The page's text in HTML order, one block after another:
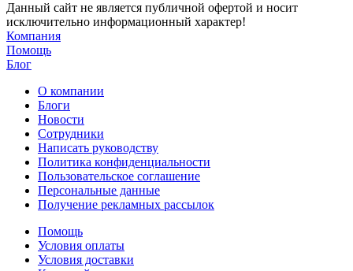
Данный сайт не является публичной офертой и носит
исключительно информационный характер!
Компания
Помощь
Блог
О компании
Блоги
Новости
Сотрудники
Написать руководству
Политика конфиденциальности
Пользовательское соглашение
Персональные данные
Получение рекламных рассылок
Помощь
Условия оплаты
Условия доставки